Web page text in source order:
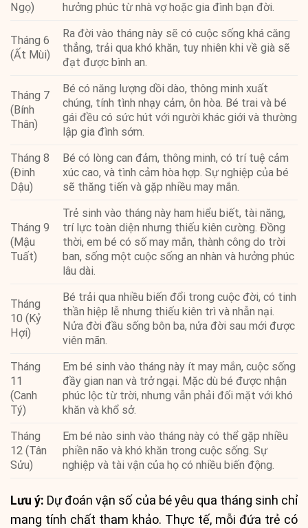
Ngọ) hưởng phúc từ nhà vợ hoặc gia đình bạn đời.
Tháng 6
(Ất Mùi)
Ra đời vào tháng này sẽ có cuộc sống khá căng
thẳng, trải qua khó khăn, tuy nhiên khi về già sẽ
đạt được bình an.
Tháng 7
(Bính
Thân)
Bé có năng lượng dồi dào, thông minh xuất
chúng, tính tình nhạy cảm, ôn hòa. Bé trai và bé
gái đều có sức hút với người khác giới và thường
lập gia đình sớm.
Tháng 8
(Đinh
Dậu)
Bé có lòng can đảm, thông minh, có trí tuệ cảm
xúc cao, và tình cảm hòa hợp. Sự nghiệp của bé
sẽ thăng tiến và gặp nhiều may mắn.
Tháng 9
(Mậu
Tuất)
Trẻ sinh vào tháng này ham hiểu biết, tài năng,
trí lực toàn diện nhưng thiếu kiên cường. Đồng
thời, em bé có số may mắn, thành công do trời
ban, sống một cuộc sống an nhàn và hưởng phúc
lâu dài.
Tháng
10 (Kỷ
Hợi)
Bé trải qua nhiều biến đổi trong cuộc đời, có tinh
thần hiệp lễ nhưng thiếu kiên trì và nhẫn nại.
Nửa đời đầu sống bôn ba, nửa đời sau mới được
viên mãn.
Tháng
11
(Canh
Tý)
Em bé sinh vào tháng này ít may mắn, cuộc sống
đầy gian nan và trở ngại. Mặc dù bé được nhận
phúc lộc từ trời, nhưng vẫn phải đối mặt với khó
khăn và khổ sở.
Tháng
12 (Tân
Sửu)
Em bé nào sinh vào tháng này có thể gặp nhiều
phiền não và khó khăn trong cuộc sống. Sự
nghiệp và tài vận của họ có nhiều biến động.
Lưu ý: Dự đoán vận số của bé yêu qua tháng sinh chỉ
mang tính chất tham khảo. Thực tế, mỗi đứa trẻ có